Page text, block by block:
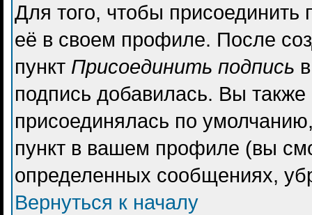
Для того, чтобы
её в своем профиле. После
пункт Присоединить подпись
подпись добавилась. Вы
присоединялась по
пункт в вашем профиле (вы
определенных сообщениях,
Вернуться к началу